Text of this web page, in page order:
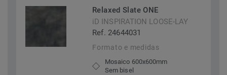
Relaxed Slate ONE
iD INSPIRATION LOOSE-LAY
Ref. 24644031
Formato e medidas
Mosaico 600x600mm
Sem bisel